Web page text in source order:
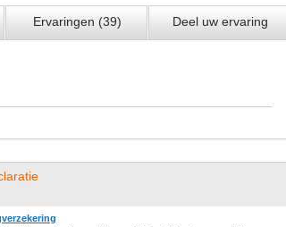
Ervaringen (39) Deel uw ervaring